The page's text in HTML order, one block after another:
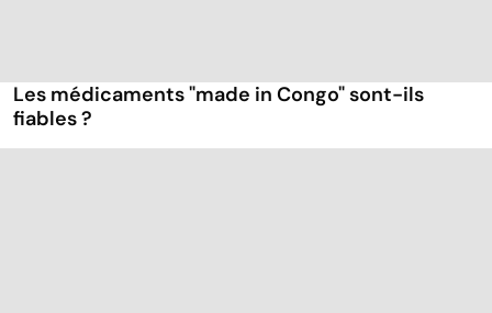
Les médicaments "made in Congo" sont-ils
fiables ?